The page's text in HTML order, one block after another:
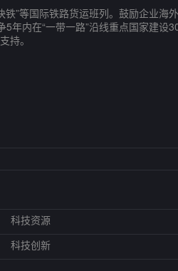
”等国际铁路货运班列。鼓励企业海
年内在“一带一路”沿线重点国家建设
持。
科技资源
科技创新